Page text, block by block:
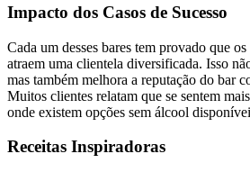
Impacto dos Casos de Sucesso
Cada um desses bares tem provado que os
atraem uma clientela diversificada. Isso
mas também melhora a reputação do bar
Muitos clientes relatam que se sentem
onde existem opções sem álcool
Receitas Inspiradoras